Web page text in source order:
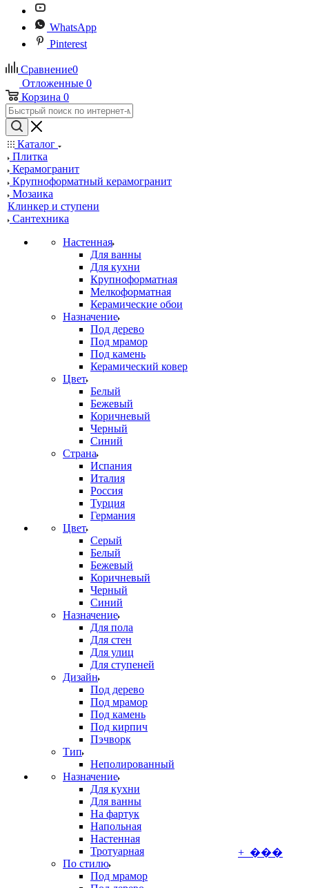
WhatsApp
Pinterest
Сравнение0
Отложенные 0
Корзина 0
Каталог
Плитка
Керамогранит
Крупноформатный керамогранит
Мозаика
Клинкер и ступени
Сантехника
Настенная
Для ванны
Для кухни
Крупноформатная
Мелкоформатная
Керамические обои
Назначение
Под дерево
Под мрамор
Под камень
Керамический ковер
Цвет
Белый
Бежевый
Коричневый
Черный
Синий
Страна
Испания
Италия
Россия
Турция
Германия
Цвет
Серый
Белый
Бежевый
Коричневый
Черный
Синий
Назначение
Для пола
Для стен
Для улиц
Для ступеней
Дизайн
Под дерево
Под мрамор
Под камень
Под кирпич
Пэчворк
Тип
Неполированный
Назначение
Для кухни
Для ванны
На фартук
Напольная
Настенная
Тротуарная
По стилю
Под мрамор
+ ���